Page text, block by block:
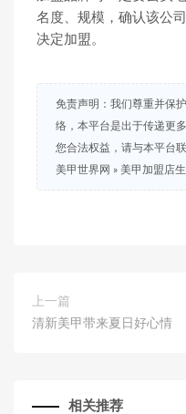
名度、规模，确认该公
决定加盟。
免责声明：我们尊重并保
络，本平台是出于传递更
您合法权益，请与本平台
美甲世界网 » 美甲加盟店
上一篇
清新美甲带来夏日好心情
相关推荐